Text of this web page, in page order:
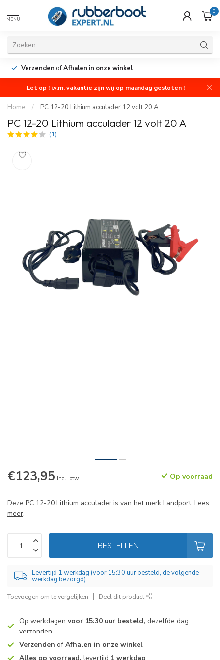
MENU
0
Verzenden ofAfhalen in onze winkel
Let op ! i.v.m. vakantie zijn wij op maandag gesloten !
Home / PC 12-20 Lithium acculader 12 volt 20 A
PC 12-20 Lithium acculader 12 volt 20 A
(1)
€123,95 Incl. btw Op voorraad
Deze PC 12-20 Lithium acculader is van het merk Landport. Lees
meer.
BESTELLEN
Levertijd 1 werkdag (voor 15:30 uur besteld, de volgende
werkdag bezorgd)
Toevoegen om te vergelijken Deel dit product
Op werkdagen voor 15:30 uur besteld, dezelfde dag
verzonden
Verzenden ofAfhalen in onze winkel
Alles op voorraad, levertijd 1 werkdag